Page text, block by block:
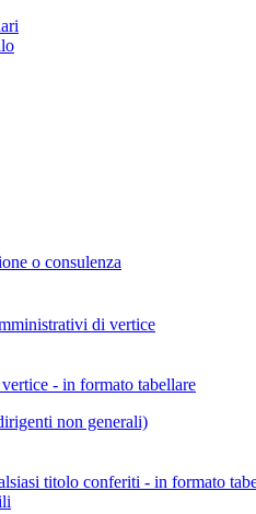
o consulenza
di vertice
- in formato tabellare
non generali)
titolo conferiti - in formato